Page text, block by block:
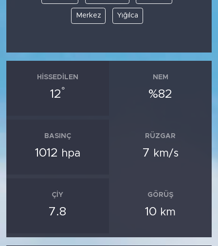
Merkez Yığılca
HISSEDILEN
12°
NEM
%82
BASINÇ
1012 hpa
RÜZGAR
7 km/s
ÇIY
7.8
GÖRÜŞ
10 km